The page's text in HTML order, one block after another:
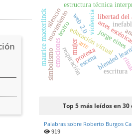
educación virtual
web 2.0
blended
mujer
protesta
teatro violenciaartes
estructura técnica
libertad del
jorge eines
respiración
movimiento
emociones escena
maurice maeterlincksimbolismo
silencio
arte
escritura
Top 5 más leídos en 30
Palabras sobre Roberto Burgos
919